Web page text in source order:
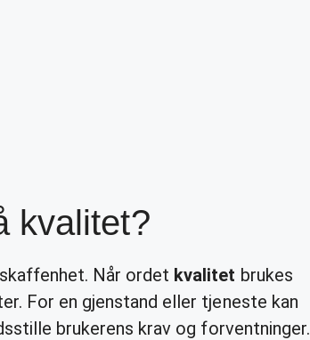
kvalitet?
Når ordet kvalitet brukes
For en gjenstand eller tjeneste kan
brukerens krav og forventninger.